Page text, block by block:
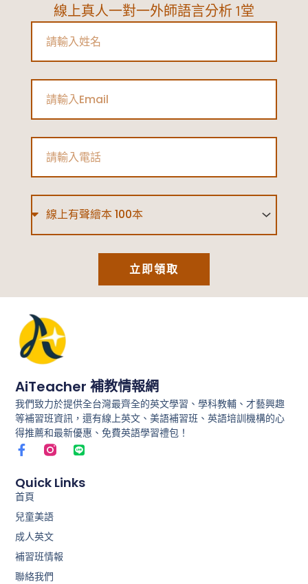
線上真人一對一外師語言分析 1堂
立即領取
AiTeacher 補教情報網
我們致力於提供全台灣最齊全的英文學習、學科教輔、才藝興趣
等補習班資訊，還有線上英文、美語補習班、英語培訓機構的心
得推薦和最新優惠、免費英語學習禮包！
F
a
e
b
o
o
k
-
f
L
i
e
Quick Links
首頁
兒童美語
成人英文
補習班情報
聯絡我們